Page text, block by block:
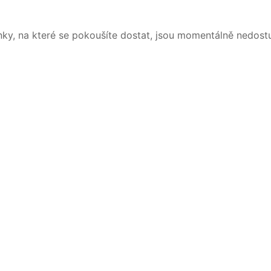
na které se pokoušíte dostat, jsou momentálně